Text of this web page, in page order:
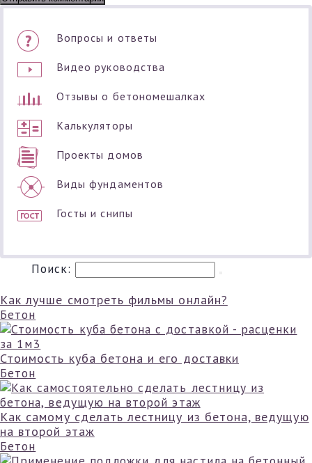
Вопросы и ответы
Видео руководства
Отзывы о бетономешалках
Калькуляторы
Проекты домов
Виды фундаментов
Госты и снипы
Поиск:
Как лучше смотреть фильмы онлайн?
Бетон
Стоимость куба бетона и его доставки
Бетон
Как самому сделать лестницу из бетона, ведущую
на второй этаж
Бетон